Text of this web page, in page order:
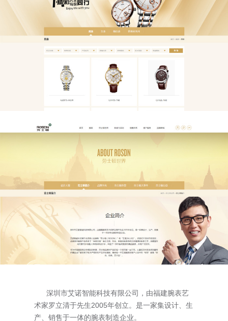
深圳市艾诺智能科技有限公司，由福建腕表艺
术家罗立清于先生2005年创立。是一家集设计、生
产、销售于一体的腕表制造企业。